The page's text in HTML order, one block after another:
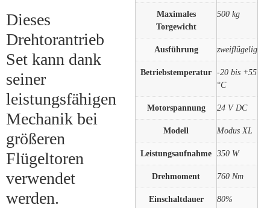
Dieses
Drehtorantrieb
Set kann dank
seiner
leistungsfähigen
Mechanik bei
größeren
Flügeltoren
verwendet
werden.
Maximales
Torgewicht
500 kg
Ausführung zweiflügelig
Betriebstemperatur -20 bis +55
°C
Motorspannung 24 V DC
Modell Modus XL
Leistungsaufnahme 350 W
Drehmoment 760 Nm
Einschaltdauer 80%